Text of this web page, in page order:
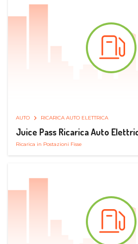
AUTO RICARICA AUTO ELETTRICA
Juice Pass Ricarica Auto
Ricarica in Postazioni Fisse